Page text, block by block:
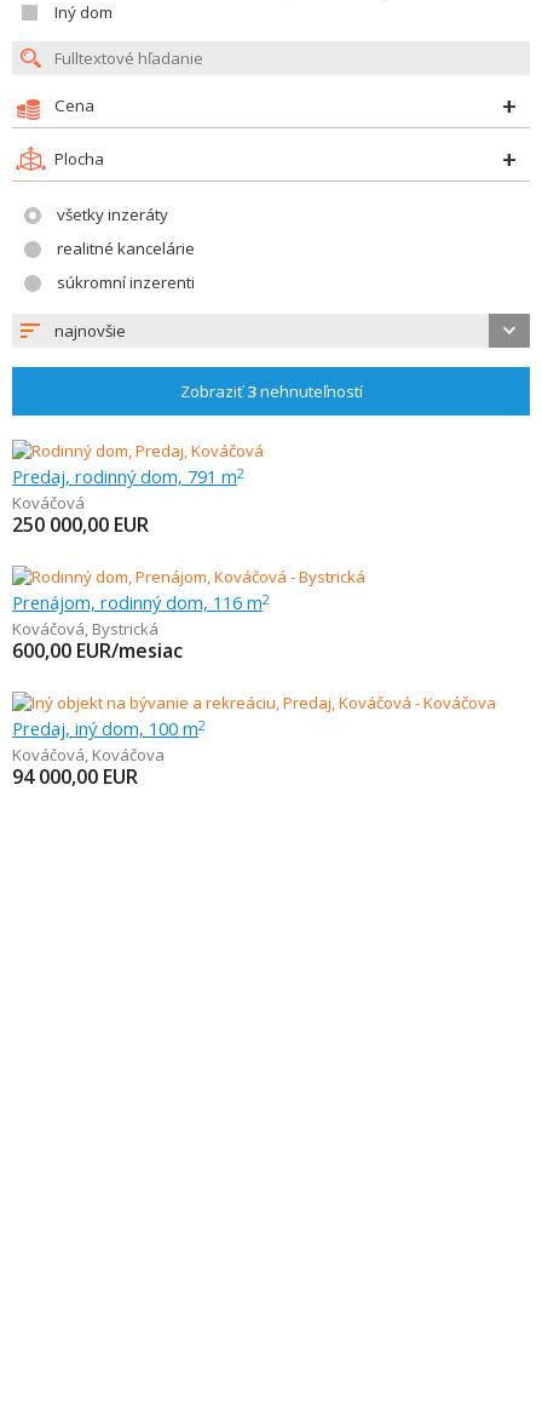
Iný dom
Cena
Plocha
všetky inzeráty
realitné kancelárie
súkromní inzerenti
najnovšie
Zobraziť3nehnuteľností
Predaj, rodinný dom, 791 m2
Kováčová
250 000,00 EUR
Prenájom, rodinný dom, 116 m2
Kováčová, Bystrická
600,00 EUR/mesiac
Predaj, iný dom, 100 m2
Kováčová, Kováčova
94 000,00 EUR